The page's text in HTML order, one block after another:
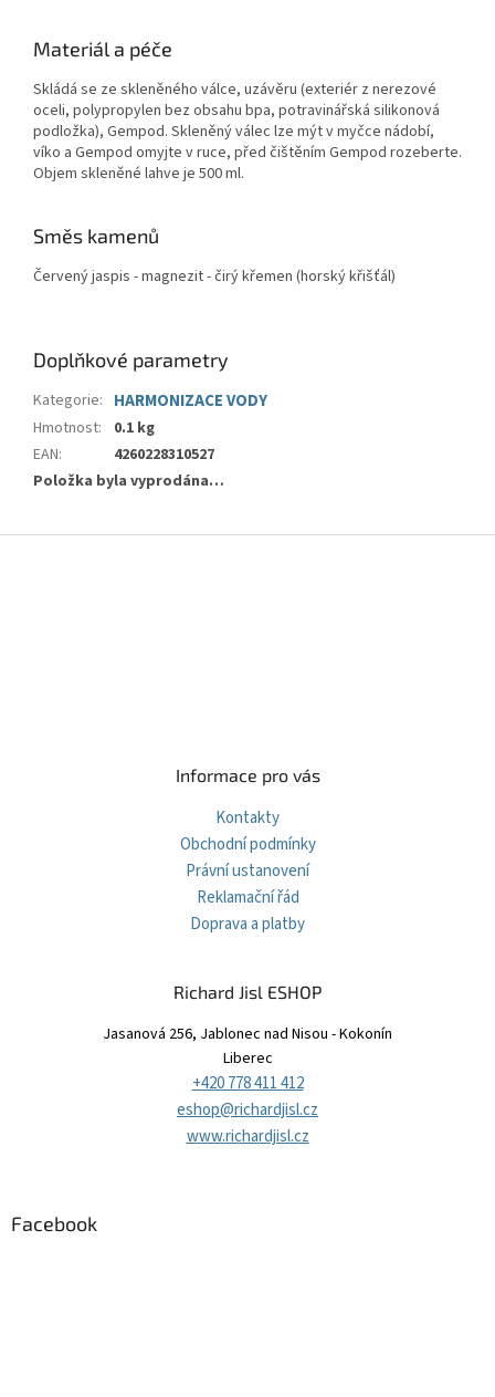
Materiál a péče
Skládá se ze skleněného válce, uzávěru (exteriér z nerezové
oceli, polypropylen bez obsahu bpa, potravinářská silikonová
podložka), Gempod. Skleněný válec lze mýt v myčce nádobí,
víko a Gempod omyjte v ruce, před čištěním Gempod rozeberte.
Objem skleněné lahve je 500 ml.
Směs kamenů
Červený jaspis - magnezit - čirý křemen (horský křišťál)
Doplňkové parametry
Kategorie: HARMONIZACE VODY
Hmotnost:
0.1 kg
EAN:
4260228310527
Položka byla vyprodána…
Informace pro vás
Kontakty
Obchodní podmínky
Právní ustanovení
Reklamační řád
Doprava a platby
Richard Jisl ESHOP
Jasanová 256, Jablonec nad Nisou - Kokonín
Liberec
+420 778 411 412
eshop@richardjisl.cz
www.richardjisl.cz
Facebook